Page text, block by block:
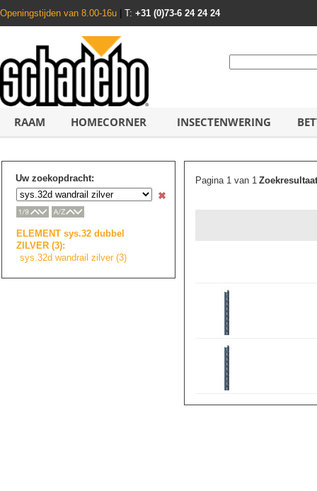
Openingstijden van 8.00-16u T: +31 (0)73-6 24 24 24
RAAM HOMECORNER INSECTENWERING
Uw zoekopdracht:
ELEMENT sys.32 dubbel
ZILVER (3):
sys.32d wandrail zilver (3)
Pagina 1 van 1Zoekresultaat